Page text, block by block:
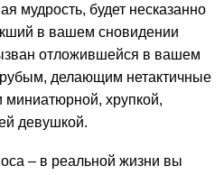
мудрость, будет несказанно
в вашем сновидении
отложившейся в вашем
делающим нетактичные
миниатюрной, хрупкой,
девушкой.
– в реальной жизни вы